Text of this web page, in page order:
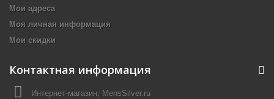
Мои адреса
Моя личная информация
Мои скидки
Контактная информация
Интернет-магазин, MensSilver.ru